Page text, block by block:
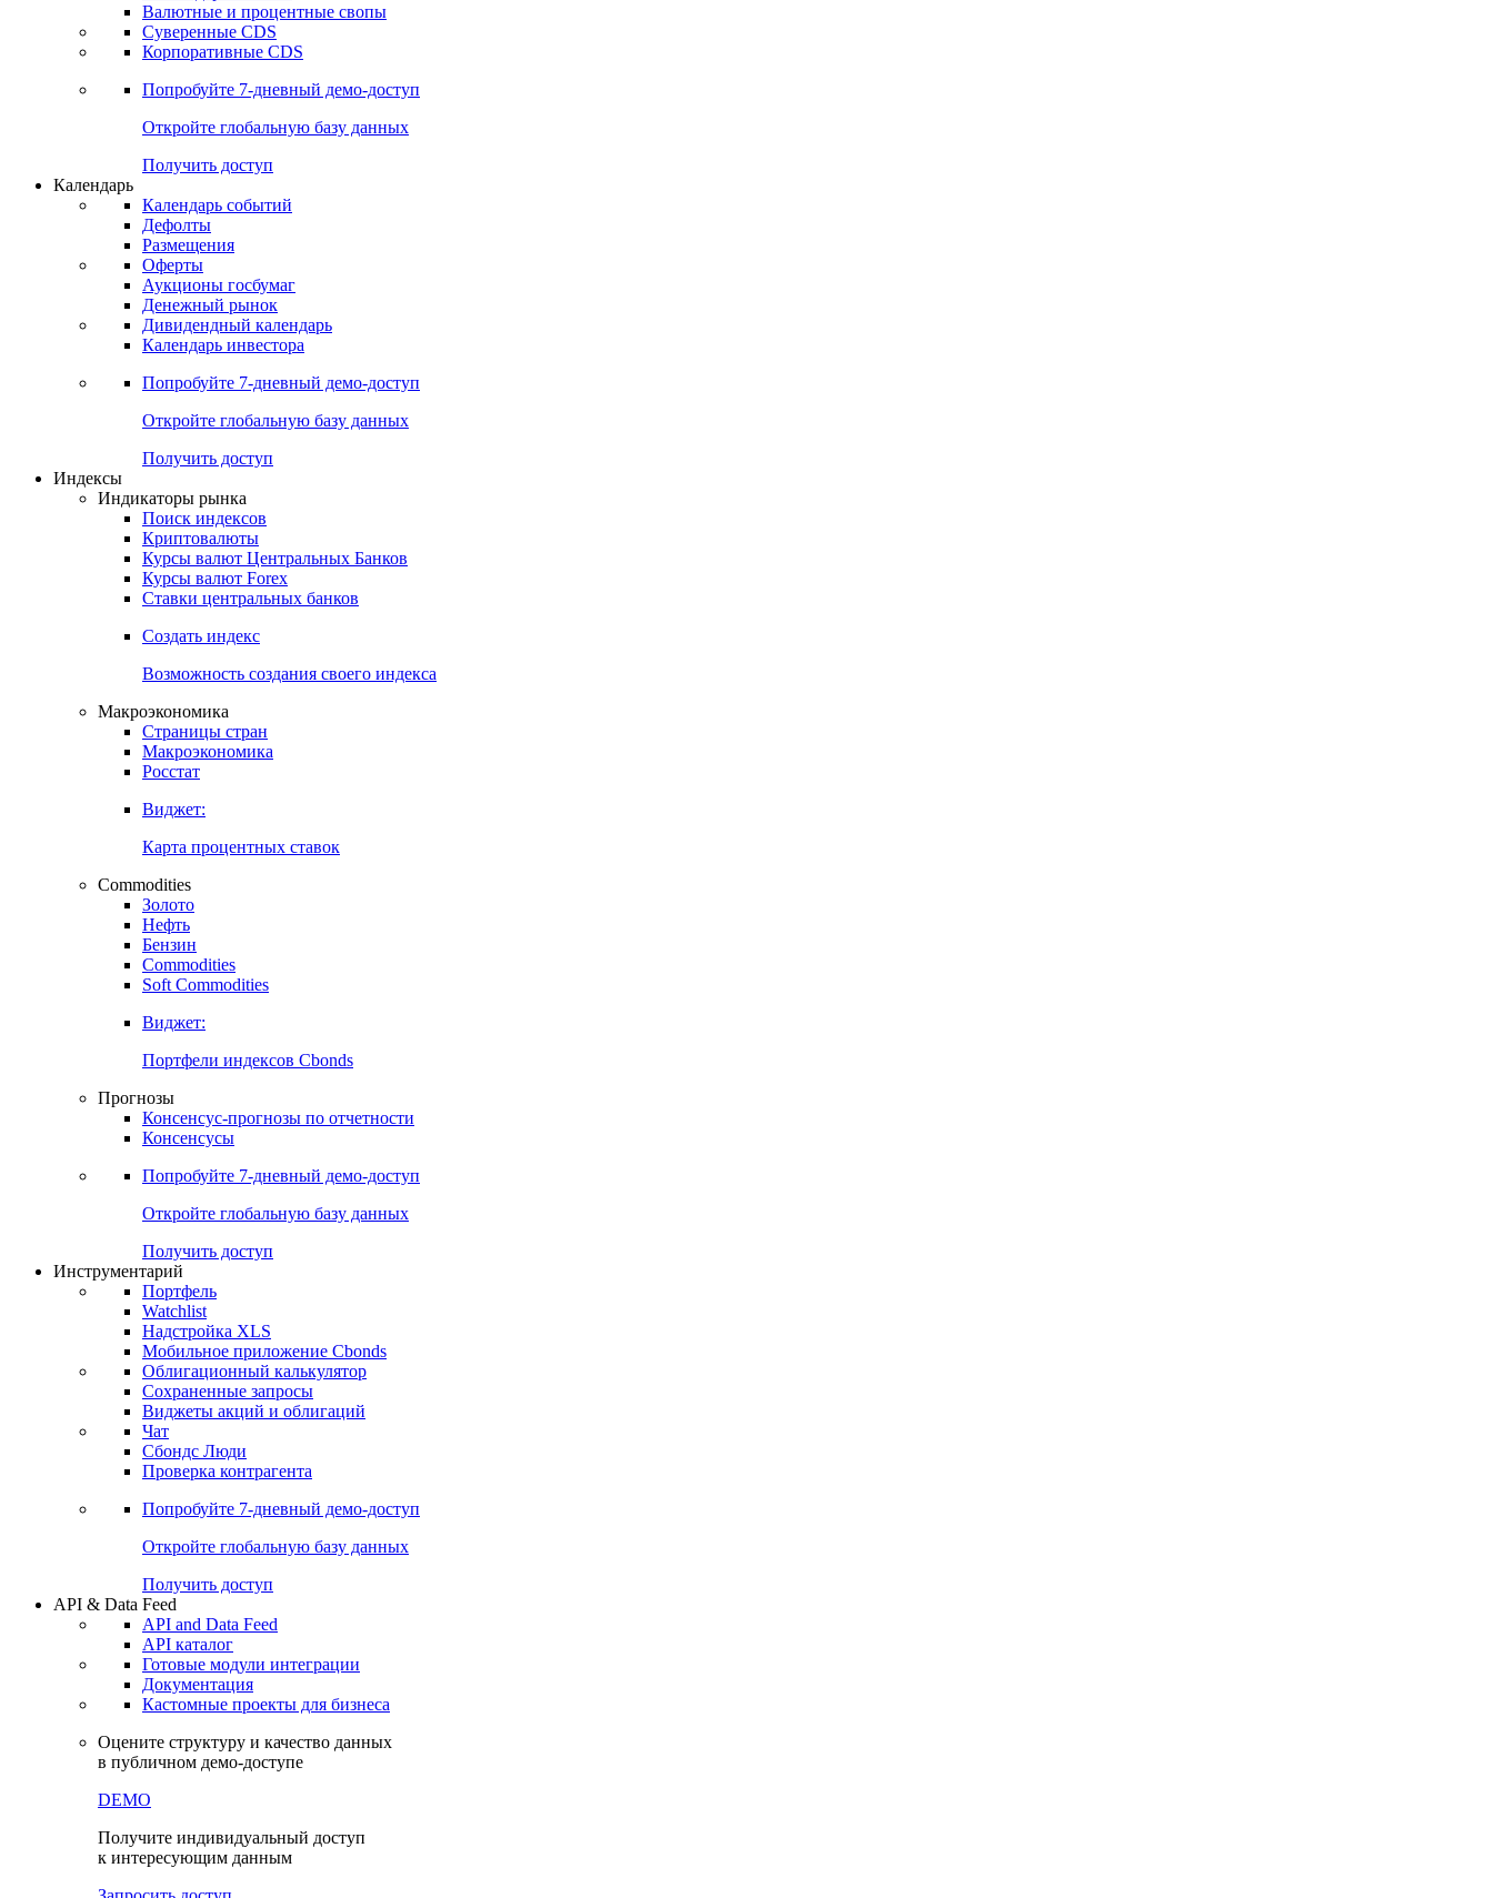
Валютные и процентные свопы
Суверенные CDS
Корпоративные CDS
Попробуйте 7-дневный демо-доступ
Откройте глобальную базу данных
Получить доступ
Календарь
Календарь событий
Дефолты
Размещения
Оферты
Аукционы госбумаг
Денежный рынок
Дивидендный календарь
Календарь инвестора
Попробуйте 7-дневный демо-доступ
Откройте глобальную базу данных
Получить доступ
Индексы
Индикаторы рынка
Поиск индексов
Криптовалюты
Курсы валют Центральных Банков
Курсы валют Forex
Ставки центральных банков
Создать индекс
Возможность создания своего индекса
Макроэкономика
Страницы стран
Макроэкономика
Росстат
Виджет:
Карта процентных ставок
Commodities
Золото
Нефть
Бензин
Commodities
Soft Commodities
Виджет:
Портфели индексов Cbonds
Прогнозы
Консенсус-прогнозы по отчетности
Консенсусы
Попробуйте 7-дневный демо-доступ
Откройте глобальную базу данных
Получить доступ
Инструментарий
Портфель
Watchlist
Надстройка XLS
Мобильное приложение Cbonds
Облигационный калькулятор
Сохраненные запросы
Виджеты акций и облигаций
Чат
Сбондс Люди
Проверка контрагента
Попробуйте 7-дневный демо-доступ
Откройте глобальную базу данных
Получить доступ
API & Data Feed
API and Data Feed
API каталог
Готовые модули интеграции
Документация
Кастомные проекты для бизнеса
Оцените структуру и качество данных
в публичном демо-доступе
DEMO
Получите индивидуальный доступ
к интересующим данным